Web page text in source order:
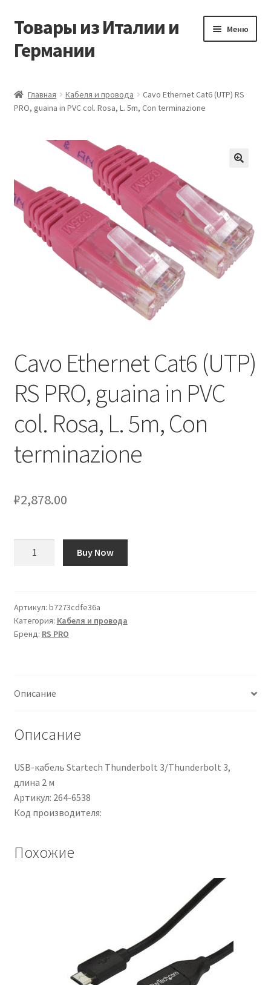
Перейти
навигации
Перейти
содержимому
Товары из Италии и
Германии
Меню
Виды доставки
Заказать товары из Европы
Корзина
Мой аккаунт
Оставить отзыв
Скидки
Сотрудничество
Главная Кабеля и провода
Cavo Ethernet Cat6 (UTP) RS
PRO, guaina in PVC col. Rosa, L. 5m, Con terminazione
Cavo Ethernet Cat6 (UTP)
RS PRO, guaina in PVC
col. Rosa, L. 5m, Con
terminazione
₽2,878.00
Cat6
(UTP)
RS
PVC
Rosa,
L.
Con
terminazione
Buy Now
Артикул: b7273cdfe36a
Категория: Кабеля и провода
Бренд: RS PRO
Описание
Описание
USB-кабель Startech Thunderbolt 3/Thunderbolt 3,
длина 2 м
Артикул: 264-6538
Код производителя:
Похожие